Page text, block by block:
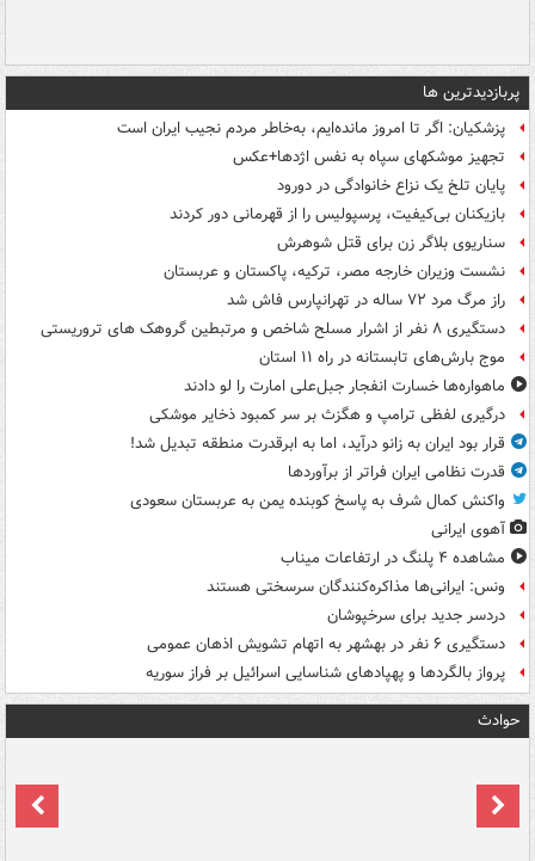
پربازدیدترین ها
پزشکیان: اگر تا امروز مانده‌ایم، به‌خاطر مردم نجیب ایران است
تجهیز موشکهای سپاه به نفس اژدها+عکس
پایان تلخ یک نزاع خانوادگی در دورود
بازیکنان بی‌کیفیت، پرسپولیس را از قهرمانی دور کردند
سناریوی بلاگر زن برای قتل شوهرش
نشست وزیران خارجه مصر، ترکیه، پاکستان و عربستان
راز مرگ مرد ۷۲ ساله در تهرانپارس فاش شد
دستگیری ۸ نفر از اشرار مسلح شاخص و مرتبطین گروهک های تروریستی
موج بارش‌های تابستانه در راه ۱۱ استان
ماهواره‌ها خسارت انفجار جبل‌علی امارت را لو دادند
درگیری لفظی ترامپ و هگزث بر سر کمبود ذخایر موشکی
قرار بود ایران به زانو درآید، اما به ابرقدرت منطقه تبدیل شد!
قدرت نظامی ایران فراتر از برآوردها
واکنش کمال شرف به پاسخ کوبنده یمن به عربستان سعودی
آهوی ایرانی
مشاهده ۴ پلنگ در ارتفاعات میناب
ونس: ایرانی‌ها مذاکره‌کنندگان سرسختی هستند
دردسر جدید برای سرخپوشان
دستگیری ۶ نفر در بهشهر به اتهام تشویش اذهان عمومی
پرواز بالگردها و پهپادهای شناسایی اسرائیل بر فراز سوریه
حوادث